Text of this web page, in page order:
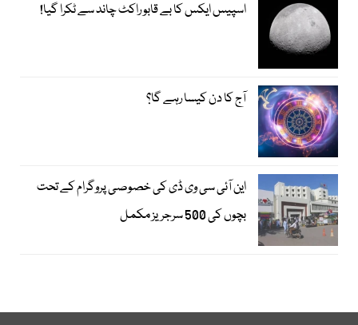
اسپیس ایکس کا بے قابو راکٹ چاند سے ٹکرا گیا!
آج کا دن کیسا رہے گا؟
این آئی سی وی ڈی کی خصوصی پروگرام کے تحت
بچوں کی 500 سرجریز مکمل